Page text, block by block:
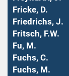
Fricke, D.
Friedrichs, J.
Fritsch, F.W.
Fu, M.
Fuchs, C.
Fuchs, M.